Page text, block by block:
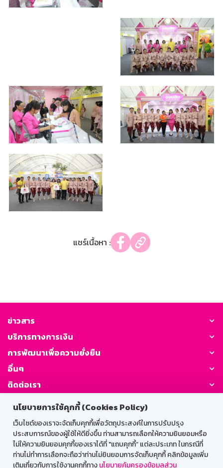
นโยบายการใช้คุกกี้ (Cookies Policy)
เว็บไซต์ของเราจะจัดเก็บคุกกี้เพื่อวัตถุประสงค์ในการปรับปรุง
ประสบการณ์ของผู้ใช้ให้ดียิ่งขึ้น ท่านสามารถเลือกให้ความยินยอมหรือ
ไม่ให้ความยินยอมคุกกี้ของเราได้ที่ "แถบคุกกี้” แต่ละประเภท ในกรณีที่
ท่านไม่ทำการเลือกจะถือว่าท่านไม่ยินยอมการจัดเก็บคุกกี้ คลิกข้อมูลเพิ่ม
เติมเกี่ยวกับการใช้งานคุกกี้ทางนโยบายคุ้มครองข้อมูลส่วน
แชร์เนื้อหา :
ข่าวสาร
บริการทางการเงิน
การพัฒนาเพื่อความยั่งยืน
อื่นๆ
ติดต่อเรา
GSB Society:
สำหรับพนักงาน